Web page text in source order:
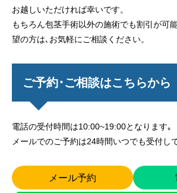
お越しいただければ幸いです。
もちろん包茎手術以外の施術でも割引が可
望の方は､お気軽にご相談ください。
ご予約･ご相談はこちらから
電話の受付時間は10:00~19:00となります｡
メールでのご予約は24時間いつでも受付し
メール予約